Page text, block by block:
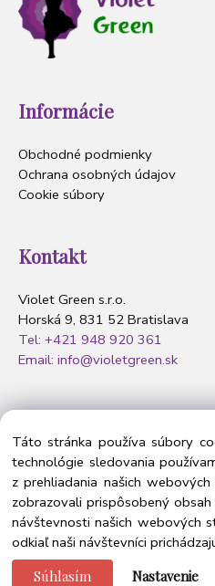
Informácie
Obchodné podmienky
Ochrana osobných údajov
Cookie súbory
Kontakt
Violet Green s.r.o.
Horská 9, 831 52 Bratislava
Tel: +421 948 920 361
Email: info@violetgreen.sk
Táto stránka používa súbory
technológie sledovania
z prehliadania našich
zobrazovali prispôsobený
návštevnosti našich webových
odkiaľ naši návštevníci
Súhlasím
Nastavenie